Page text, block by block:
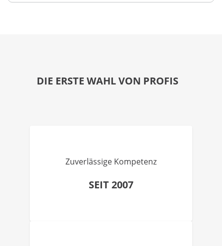
DIE ERSTE WAHL VON PROFIS
Zuverlässige Kompetenz
SEIT 2007